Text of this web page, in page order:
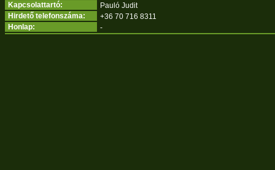
Kapcsolattartó:
Pauló Judit
Hirdető telefonszáma:
+36 70 716 8311
Honlap:
-